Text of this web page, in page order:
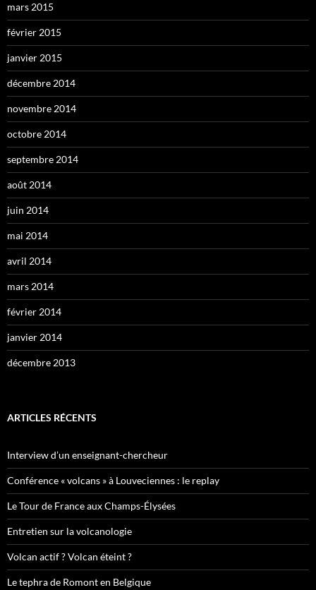
mars 2015
février 2015
janvier 2015
décembre 2014
novembre 2014
octobre 2014
septembre 2014
août 2014
juin 2014
mai 2014
avril 2014
mars 2014
février 2014
janvier 2014
décembre 2013
ARTICLES RÉCENTS
Interview d’un enseignant-chercheur
Conférence « volcans » à Louveciennes : le replay
Le Tour de France aux Champs-Élysées
Entretien sur la volcanologie
Volcan actif ? Volcan éteint ?
Le tephra de Romont en Belgique